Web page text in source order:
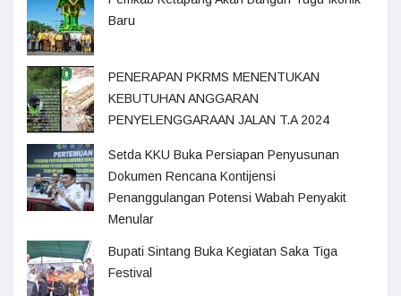
Baru
PENERAPAN PKRMS MENENTUKAN
KEBUTUHAN ANGGARAN
PENYELENGGARAAN JALAN T.A 2024
Setda KKU Buka Persiapan Penyusunan
Dokumen Rencana Kontijensi
Penanggulangan Potensi Wabah Penyakit
Menular
Bupati Sintang Buka Kegiatan Saka Tiga
Festival